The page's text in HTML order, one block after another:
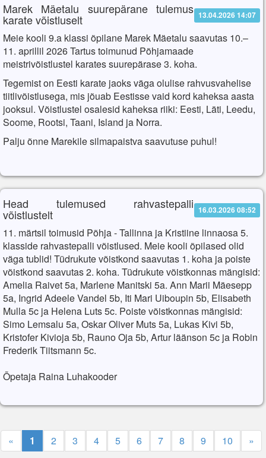
Marek Mäetalu suurepärane tulemus
karate võistluselt 13.04.2026 14:07
Meie kooli 9.a klassi õpilane Marek Mäetalu saavutas 10.–
11. aprillil 2026 Tartus toimunud Põhjamaade
meistrivõistlustel karates suurepärase 3. koha.
Tegemist on Eesti karate jaoks väga olulise rahvusvahelise
tiitlivõistlusega, mis jõuab Eestisse vaid kord kaheksa aasta
jooksul. Võistlustel osalesid kaheksa riiki: Eesti, Läti, Leedu,
Soome, Rootsi, Taani, Island ja Norra.
Palju õnne Marekile silmapaistva saavutuse puhul!
Head tulemused rahvastepalli
võistlustelt 16.03.2026 08:52
11. märtsil toimusid Põhja - Tallinna ja Kristiine linnaosa 5.
klasside rahvastepalli võistlused. Meie kooli õpilased olid
väga tublid! Tüdrukute võistkond saavutas 1. koha ja poiste
võistkond saavutas 2. koha. Tüdrukute võistkonnas mängisid:
Amelia Raivet 5a, Marlene Manitski 5a. Ann Marii Mäesepp
5a, Ingrid Adeele Vandel 5b, Iti Mari Uiboupin 5b, Elisabeth
Mulla 5c ja Helena Luts 5c. Poiste võistkonnas mängisid:
Simo Lemsalu 5a, Oskar Oliver Muts 5a, Lukas Kivi 5b,
Kristofer Kivioja 5b, Rauno Oja 5b, Artur läänson 5c ja Robin
Frederik Tiitsmann 5c.
Õpetaja Raina Luhakooder
« 1 2 3 4 5 6 7 8 9 10 »